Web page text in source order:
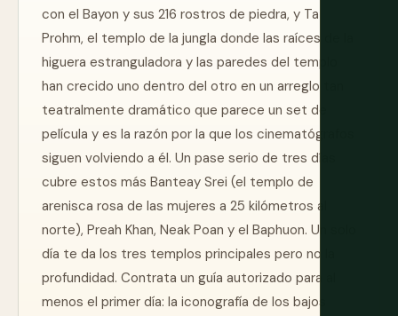
con el Bayon y sus 216 rostros de piedra, y Ta
Prohm, el templo de la jungla donde las raíces de la
higuera estranguladora y las paredes del templo
han crecido uno dentro del otro en un arreglo tan
teatralmente dramático que parece un set de
película y es la razón por la que los cinematógrafos
siguen volviendo a él. Un pase serio de tres días
cubre estos más Banteay Srei (el templo de
arenisca rosa de las mujeres a 25 kilómetros al
norte), Preah Khan, Neak Poan y el Baphuon. Un solo
día te da los tres templos principales pero no la
profundidad. Contrata un guía autorizado para al
menos el primer día: la iconografía de los bajos